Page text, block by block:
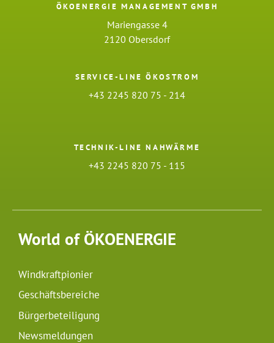
ÖKOENERGIE MANAGEMENT GMBH
Mariengasse 4
2120 Obersdorf
SERVICE-LINE ÖKOSTROM
+43 2245 820 75 - 214
TECHNIK-LINE NAHWÄRME
+43 2245 820 75 - 115
World of ÖKOENERGIE
Windkraftpionier
Geschäftsbereiche
Bürgerbeteiligung
Newsmeldungen